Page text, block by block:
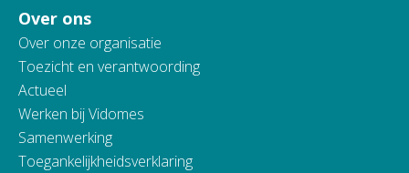
Over ons
Over onze organisatie
Toezicht en verantwoording
Actueel
Werken bij Vidomes
Samenwerking
Toegankelijkheidsverklaring